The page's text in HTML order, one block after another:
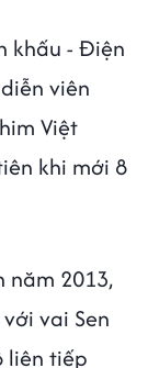
khấu - Điện
viên
Việt
khi mới 8
năm 2013,
vai Sen
liên tiếp